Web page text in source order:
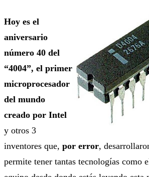
Hoy es el
aniversario
número 40 del
“4004”, el primer
microprocesador
del mundo
creado por Intel
y otros 3
inventores que, por error,
permite tener tantas tecnologías como